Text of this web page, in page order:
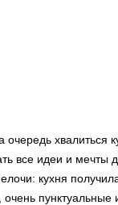
хвалиться
все идеи и мечты
кухня
очень